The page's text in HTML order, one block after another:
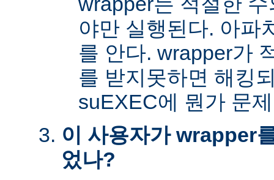
야만 실행된다. 아파
를 안다. wrapper가
를 받지못하면 해킹
suEXEC에 뭔가 문
이 사용자가 wrapper
었나?